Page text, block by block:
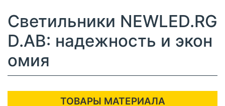
Светильники NEWLED.RG
D.AB: надежность и экон
омия
ТОВАРЫ МАТЕРИАЛА